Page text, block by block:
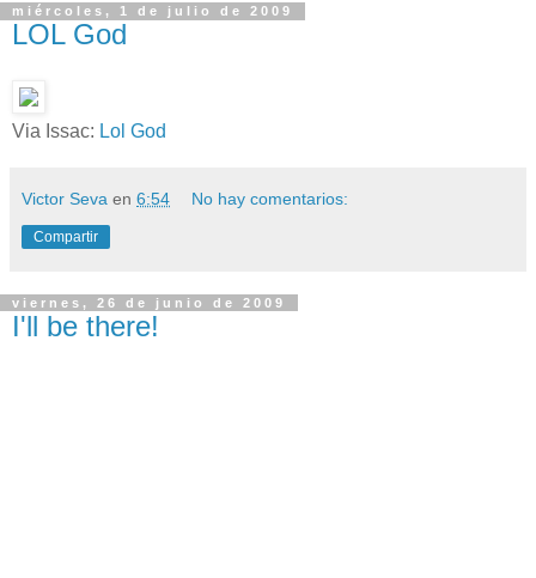
miércoles, 1 de julio de 2009
LOL God
Via Issac: Lol God
Victor Seva en 6:54 No hay comentarios:
Compartir
viernes, 26 de junio de 2009
I'll be there!